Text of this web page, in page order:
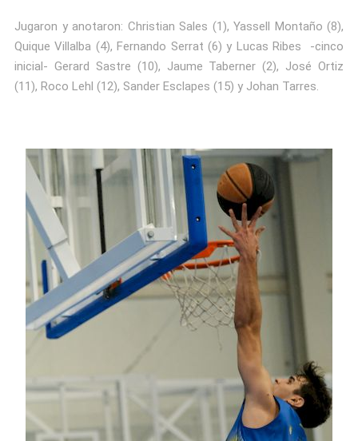
Jugaron y anotaron: Christian Sales (1), Yassell Montaño (8),
Quique Villalba (4), Fernando Serrat (6) y Lucas Ribes -cinco
inicial- Gerard Sastre (10), Jaume Taberner (2), José Ortiz
(11), Roco Lehl (12), Sander Esclapes (15) y Johan Tarres.